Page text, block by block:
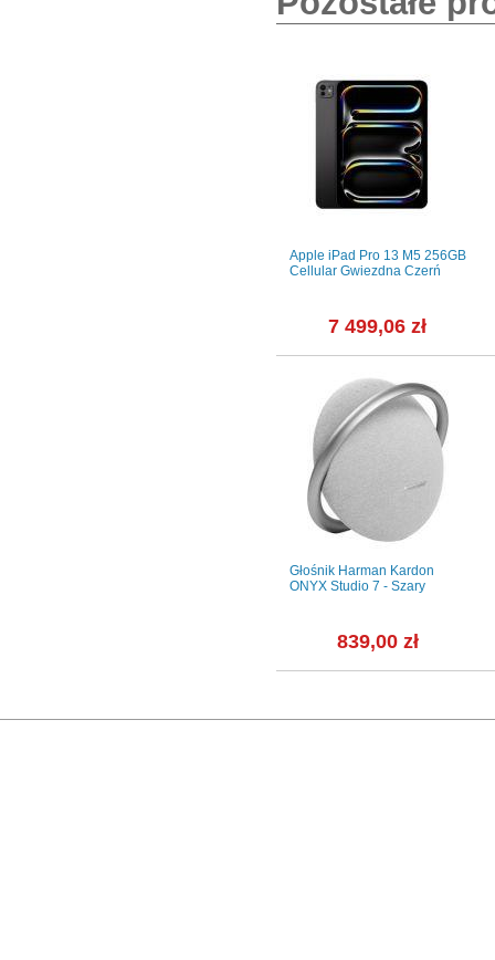
Apple iPad Pro 13 M5 256GB
Cellular Gwiezdna Czerń
7 499,06 zł
Głośnik Harman Kardon
ONYX Studio 7 - Szary
839,00 zł